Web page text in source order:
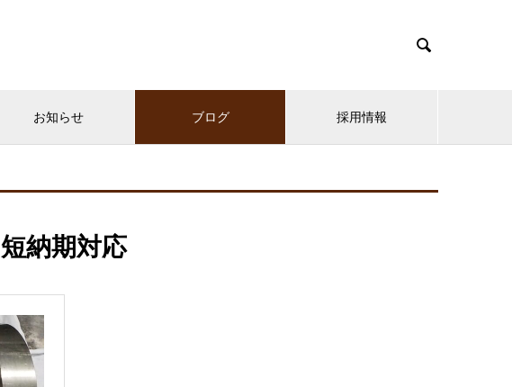

お知らせ ブログ 採用情報
短納期対応